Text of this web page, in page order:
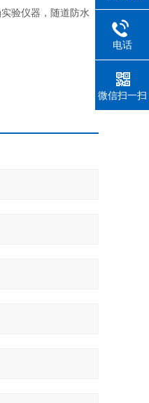
验仪器，随道防水
电话
微信扫一扫